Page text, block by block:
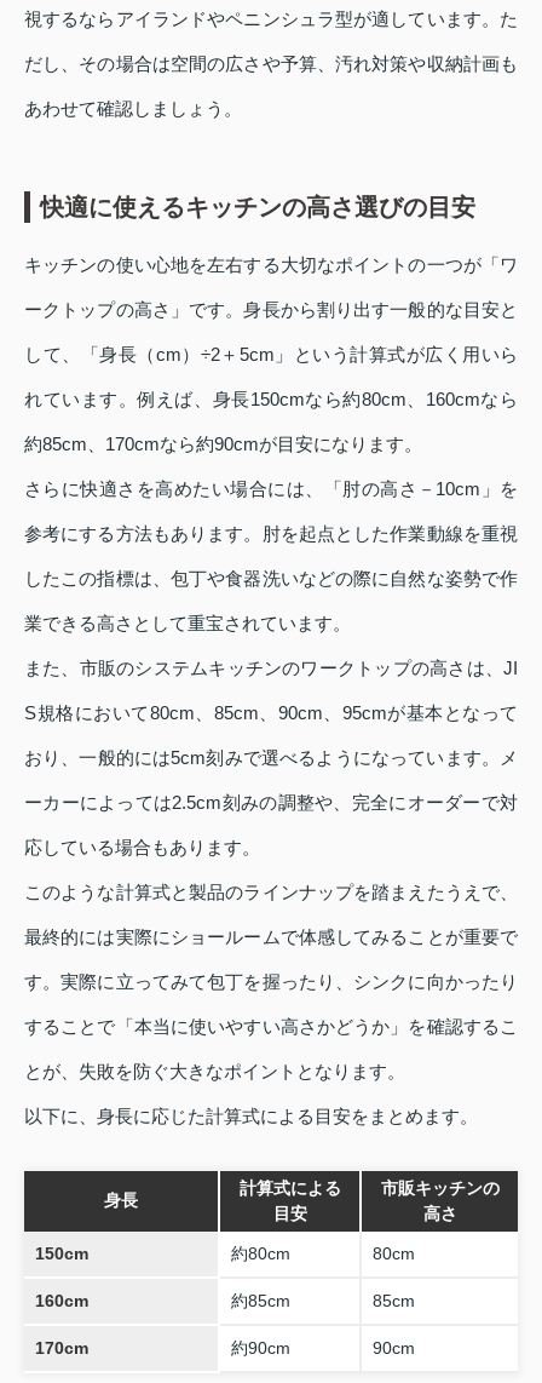
視するならアイランドやペニンシュラ型が適しています。た
だし、その場合は空間の広さや予算、汚れ対策や収納計画も
あわせて確認しましょう。
快適に使えるキッチンの高さ選びの目安
キッチンの使い心地を左右する大切なポイントの一つが「ワ
ークトップの高さ」です。身長から割り出す一般的な目安と
して、「身長（cm）÷2＋5cm」という計算式が広く用いら
れています。例えば、身長150cmなら約80cm、160cmなら
約85cm、170cmなら約90cmが目安になります。
さらに快適さを高めたい場合には、「肘の高さ－10cm」を
参考にする方法もあります。肘を起点とした作業動線を重視
したこの指標は、包丁や食器洗いなどの際に自然な姿勢で作
業できる高さとして重宝されています。
また、市販のシステムキッチンのワークトップの高さは、JI
S規格において80cm、85cm、90cm、95cmが基本となって
おり、一般的には5cm刻みで選べるようになっています。メ
ーカーによっては2.5cm刻みの調整や、完全にオーダーで対
応している場合もあります。
このような計算式と製品のラインナップを踏まえたうえで、
最終的には実際にショールームで体感してみることが重要で
す。実際に立ってみて包丁を握ったり、シンクに向かったり
することで「本当に使いやすい高さかどうか」を確認するこ
とが、失敗を防ぐ大きなポイントとなります。
以下に、身長に応じた計算式による目安をまとめます。
身長
計算式による
目安
市販キッチンの
高さ
150cm 約80cm 80cm
160cm 約85cm 85cm
170cm 約90cm 90cm